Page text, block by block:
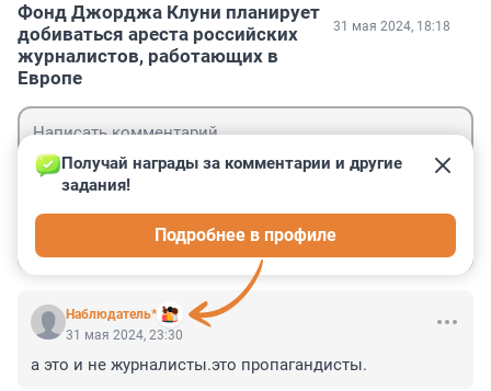
Фонд Джорджа Клуни планирует
добиваться ареста российских
журналистов, работающих в
Европе
31 мая 2024, 18:18
Наблюдатель*
Получай награды за комментарии и другие
задания!
Подробнее в профиле
31 мая 2024, 23:30
а это и не журналисты.это пропагандисты.